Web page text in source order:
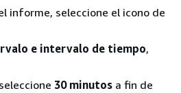
informe, seleccione el icono de
e intervalo de tiempo,
30 minutos a fin de